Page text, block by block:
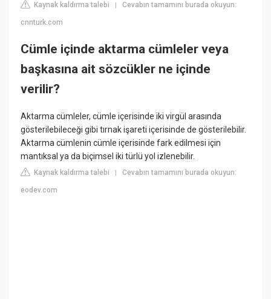
Kaynak kaldırma talebi |Cevabın tamamını burada okuyun:
cnnturk.com
Cümle içinde aktarma cümleler veya
başkasına ait sözcükler ne içinde
verilir?
Aktarma cümleler, cümle içerisinde iki virgül arasında
gösterilebileceği gibi tırnak işareti içerisinde de gösterilebilir.
Aktarma cümlenin cümle içerisinde fark edilmesi için
mantıksal ya da biçimsel iki türlü yol izlenebilir.
Kaynak kaldırma talebi |Cevabın tamamını burada okuyun:
eodev.com